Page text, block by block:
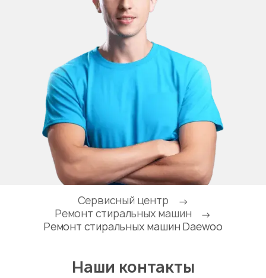
Сервисный центр
→
Ремонт стиральных машин
→
Ремонт стиральных машин Daewoo
Наши контакты